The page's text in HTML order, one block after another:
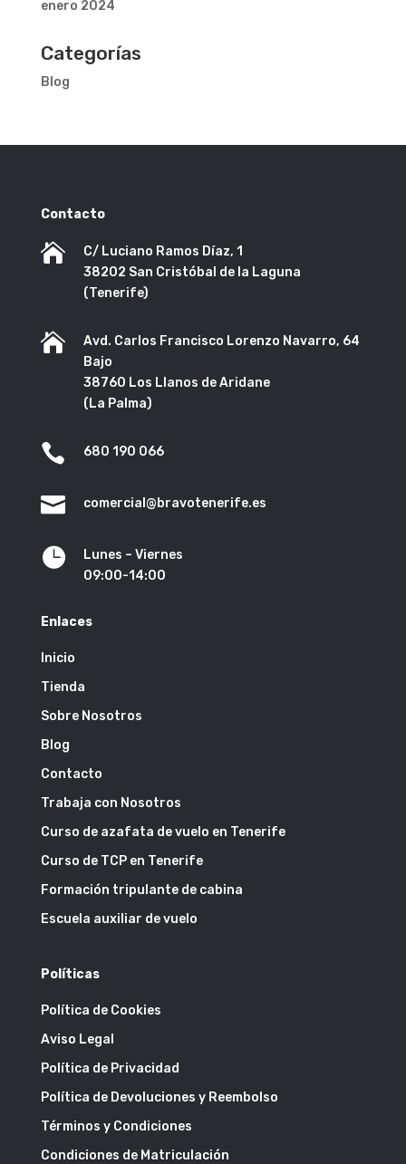
enero 2024
Categorías
Blog
Contacto

C/ Luciano Ramos Díaz, 1
38202 San Cristóbal de la Laguna
(Tenerife)

Avd. Carlos Francisco Lorenzo Navarro, 64
Bajo
38760 Los Llanos de Aridane
(La Palma)
 680 190 066
 comercial@bravotenerife.es

Lunes – Viernes
09:00-14:00
Enlaces
Inicio
Tienda
Sobre Nosotros
Blog
Contacto
Trabaja con Nosotros
Curso de azafata de vuelo en Tenerife
Curso de TCP en Tenerife
Formación tripulante de cabina
Escuela auxiliar de vuelo
Políticas
Política de Cookies
Aviso Legal
Política de Privacidad
Política de Devoluciones y Reembolso
Términos y Condiciones
Condiciones de Matriculación